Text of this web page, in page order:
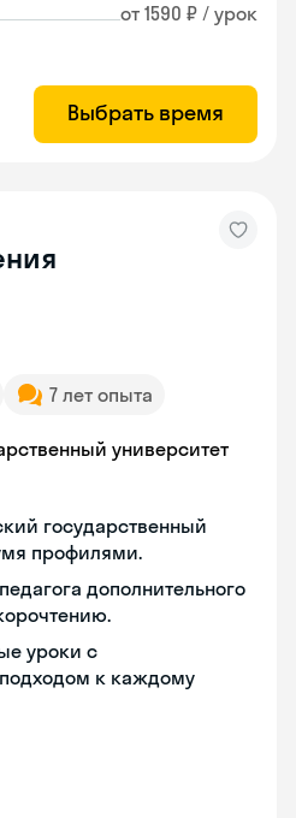
от 1590 ₽ / урок
Выбрать время
7 лет опыта
университет
государственный
профилями.
дополнительного
уроки с
к каждому